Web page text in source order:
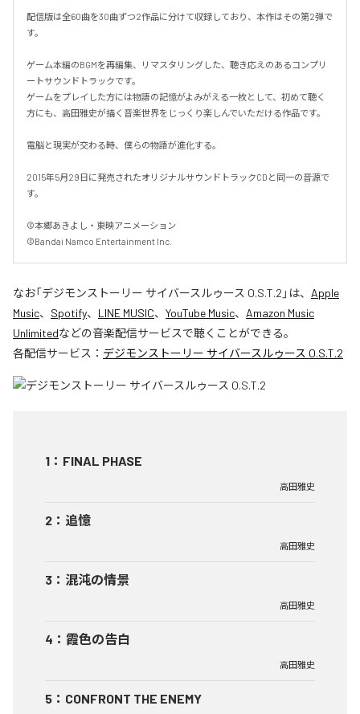
配信版は全60曲を30曲ずつ2作品に分けて収録しており、本作はその第2弾で
す。
ゲーム本編のBGMを再編集、リマスタリングした、聴き応えのあるコンプリ
ートサウンドトラックです。
ゲームをプレイした方には物語の記憶がよみがえる一枚として、初めて聴く
方にも、高田雅史が描く音楽世界をじっくり楽しんでいただける作品です。
電脳と現実が交わる時、僕らの物語が進化する。
2015年5月29日に発売されたオリジナルサウンドトラックCDと同一の音源で
す。
©本郷あきよし・東映アニメーション
©Bandai Namco Entertainment Inc.
なお「デジモンストーリー サイバースルゥース O.S.T.2 」は、 Apple
Music、 Spotify、 LINE MUSIC、 YouTube Music、 Amazon Music
Unlimitedなどの音楽配信サービスで聴くことができる。
各配信サービス： デジモンストーリー サイバースルゥース O.S.T.2
1 ： FINAL PHASE
高田雅史
2 ： 追憶
高田雅史
3 ： 混沌の情景
高田雅史
4 ： 霞色の告白
高田雅史
5 ： CONFRONT THE ENEMY